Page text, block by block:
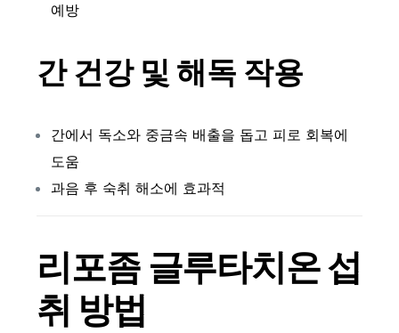
예방
간 건강 및 해독 작용
간에서 독소와 중금속 배출을 돕고 피로 회복에
도움
과음 후 숙취 해소에 효과적
리포좀 글루타치온섭
취 방법